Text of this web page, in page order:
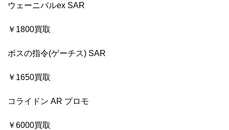
ウェーニバルex SAR
￥1800買取
ボスの指令(ゲーチス) SAR
￥1650買取
コライドン AR プロモ
￥6000買取